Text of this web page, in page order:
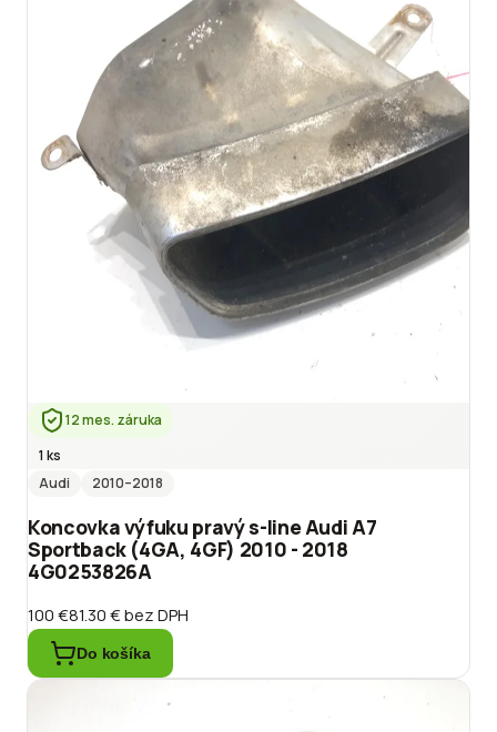
12 mes. záruka
1 ks
Audi
2010–2018
Koncovka výfuku pravý s-line Audi A7
Sportback (4GA, 4GF) 2010 - 2018
4G0253826A
100 €81.30 €bez DPH
Do košíka